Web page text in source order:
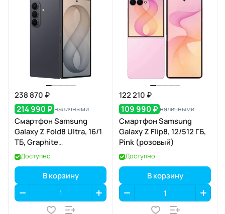
238 870 ₽
214 990 ₽ наличными
Смартфон Samsung
Galaxy Z Fold8 Ultra, 16/1
ТБ, Graphite
(графитовый)
Доступно
В корзину
122 210 ₽
109 990 ₽ наличными
Смартфон Samsung
Galaxy Z Flip8, 12/512 ГБ,
Pink (розовый)
Доступно
В корзину